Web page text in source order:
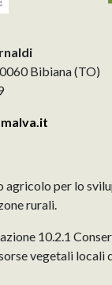
Bibiana (TO)
agricolo per lo
rurali.
10.2.1
vegetali locali